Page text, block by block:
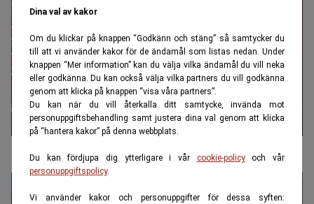
Dina val av kakor
Om du klickar på knappen “Godkänn och stäng” så samtycker du
till att vi använder kakor för de ändamål som listas nedan. Under
knappen “Mer information” kan du välja vilka ändamål du vill neka
eller godkänna. Du kan också välja vilka partners du vill godkänna
genom att klicka på knappen “visa våra partners”.
Du kan när du vill återkalla ditt samtycke, invända mot
personuppgiftsbehandling samt justera dina val genom att klicka
på “hantera kakor” på denna webbplats.
Du kan fördjupa dig ytterligare i vår cookie-policyoch vår
personuppgiftspolicy.
Vi använder kakor och personuppgifter för dessa syften:
Nu höjs ISK-skatten